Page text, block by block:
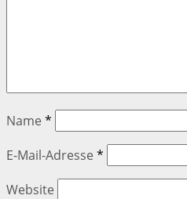
Name *
E-Mail-Adresse *
Website